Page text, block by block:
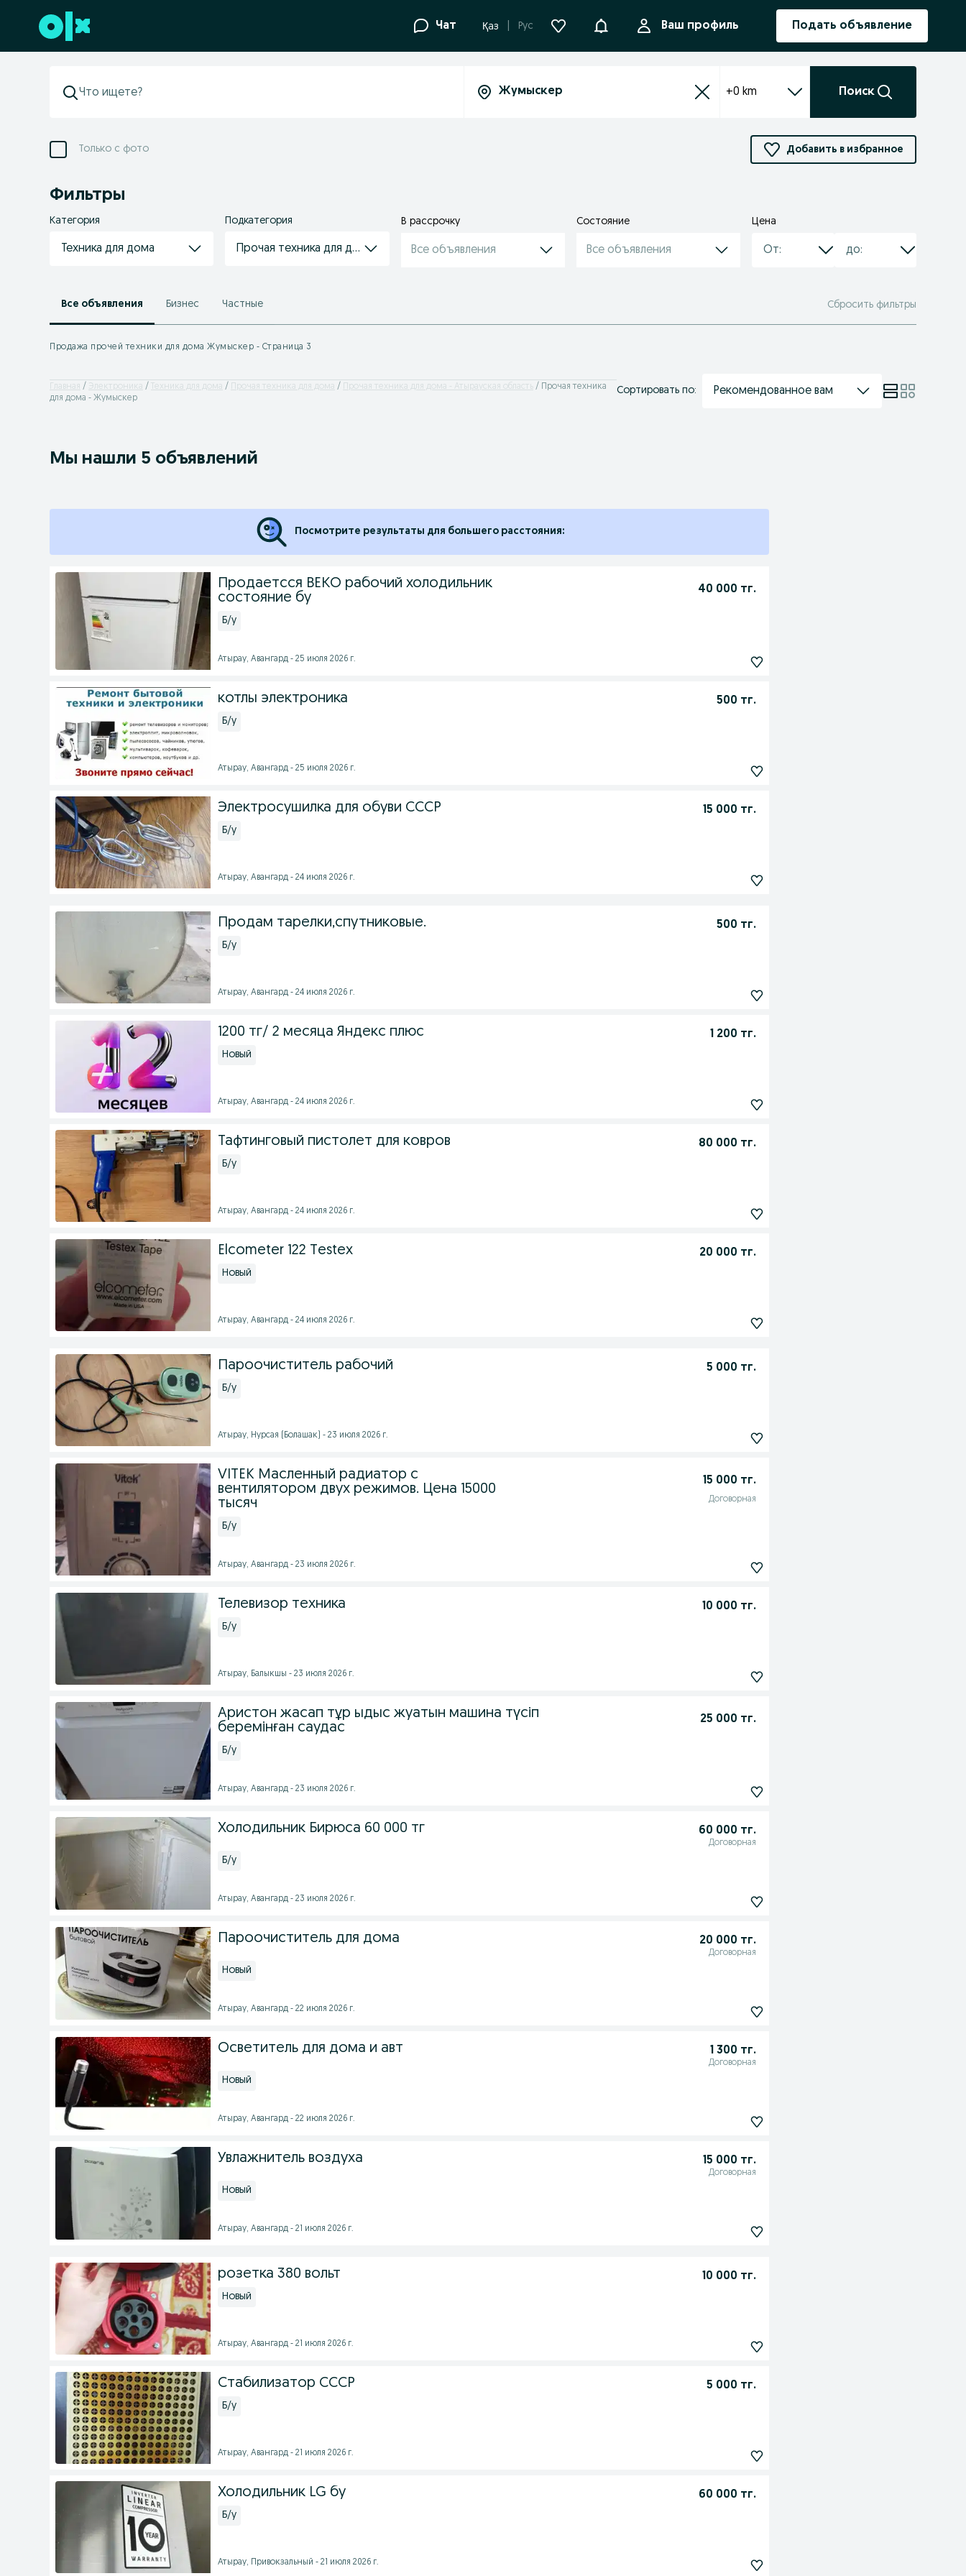
Перейти к нижнему колонтитулу Чат Қаз Рус УведомленияВаш профиль Подать объявление
+0 km Поиск
Только с фото Добавить в избранное
Фильтры
Категория
Техника для дома
Подкатегория
Прочая техника для дома
В рассрочку
Все объявления
Состояние
Все объявления
Цена
Все объявления Бизнес Частные Сбросить фильтры
Продажа прочей техники для дома Жумыскер - Страница 3
Главная Электроника Техника для дома Прочая техника для дома Прочая техника для дома - Атырауская область
Прочая техника
для дома - Жумыскер
Сортировать по: Рекомендованное вам
Мы нашли 5 объявлений
Посмотрите результаты для большего расстояния:
Продаетсся ВЕКО рабочий холодильник
состояние бу
40 000 тг.
Б/у
Атырау, Авангард - 25 июля 2026 г.
котлы электроника 500 тг.
Б/у
Атырау, Авангард - 25 июля 2026 г.
Электросушилка для обуви СССР 15 000 тг.
Б/у
Атырау, Авангард - 24 июля 2026 г.
Продам тарелки,спутниковые. 500 тг.
Б/у
Атырау, Авангард - 24 июля 2026 г.
1200 тг/ 2 месяца Яндекс плюс 1 200 тг.
Новый
Атырау, Авангард - 24 июля 2026 г.
Тафтинговый пистолет для ковров 80 000 тг.
Б/у
Атырау, Авангард - 24 июля 2026 г.
Elcometer 122 Testex 20 000 тг.
Новый
Атырау, Авангард - 24 июля 2026 г.
Пароочиститель рабочий 5 000 тг.
Б/у
Атырау, Нурсая (Болашак) - 23 июля 2026 г.
VITEK Масленный радиатор с
вентилятором двух режимов. Цена 15000
тысяч
15 000 тг.
Договорная
Б/у
Атырау, Авангард - 23 июля 2026 г.
Телевизор техника 10 000 тг.
Б/у
Атырау, Балыкшы - 23 июля 2026 г.
Аристон жасап тұр ыдыс жуатын машина түсіп
беремінған саудас
25 000 тг.
Б/у
Атырау, Авангард - 23 июля 2026 г.
Холодильник Бирюса 60 000 тг 60 000 тг.
Договорная
Б/у
Атырау, Авангард - 23 июля 2026 г.
Пароочиститель для дома 20 000 тг.
Договорная
Новый
Атырау, Авангард - 22 июля 2026 г.
Осветитель для дома и авт 1 300 тг.
Договорная
Новый
Атырау, Авангард - 22 июля 2026 г.
Увлажнитель воздуха 15 000 тг.
Договорная
Новый
Атырау, Авангард - 21 июля 2026 г.
розетка 380 вольт 10 000 тг.
Новый
Атырау, Авангард - 21 июля 2026 г.
Стабилизатор СССР 5 000 тг.
Б/у
Атырау, Авангард - 21 июля 2026 г.
Холодильник LG бу 60 000 тг.
Б/у
Атырау, Привокзальный - 21 июля 2026 г.